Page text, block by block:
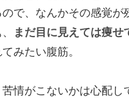
で、なんかその感覚
まだ目に見えては痩せ
みたい腹筋。
情がこないかは心配